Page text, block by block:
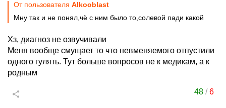
От пользователя Alkooblast
Мну так и не понял,чё с ним было то,солевой пади какой
Хз, диагноз не озвучивали
Меня вообще смущает то что невменяемого отпустили
одного гулять. Тут больше вопросов не к медикам, а к
родным
48 /6